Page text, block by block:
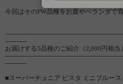
今回はそのPW品種をお庭やベランダで
-----------
お届けする5品種のご紹介（2,000円相当）
-----------
■スーパーチュニア ビスタ ミニブルース